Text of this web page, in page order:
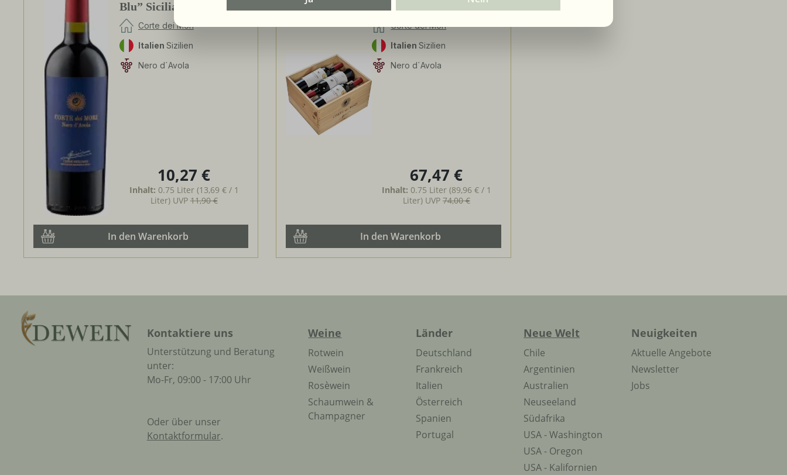
Blu” Sicilia DOC
Corte dei Mori
Italien Sizilien
Nero d´Avola
Regulärer Preis:
10,27 €
Inhalt: 0.75 Liter (13,69 € / 1
Liter) UVP11,90 €
In den Warenkorb
DOC - in 6er Holzkiste
Corte dei Mori
ItalienSizilien
Nero d´Avola
Regulärer Preis:
67,47 €
Inhalt: 0.75 Liter (89,96 € / 1
Liter) UVP 74,00 €
In den Warenkorb
Kontaktiere uns
Unterstützung und Beratung
unter:
Mo-Fr, 09:00 - 17:00 Uhr
Oder über unser
Kontaktformular.
Weine
Rotwein
Weißwein
Rosèwein
Schaumwein &
Champagner
Länder
Deutschland
Frankreich
Italien
Österreich
Spanien
Portugal
Neue Welt
Chile
Argentinien
Australien
Neuseeland
Südafrika
USA - Washington
USA - Oregon
USA - Kalifornien
Neuigkeiten
Aktuelle Angebote
Newsletter
Jobs